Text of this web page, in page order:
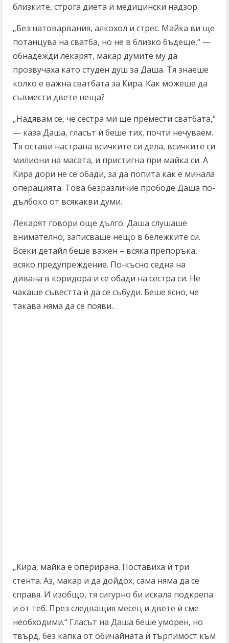
близките, строга диета и медицински надзор.
„Без натоварвания, алкохол и стрес. Майка ви ще
потанцува на сватба, но не в близко бъдеще,“ —
обнадежди лекарят, макар думите му да
прозвучаха като студен душ за Даша. Тя знаеше
колко е важна сватбата за Кира. Как можеше да
съвмести двете неща?
„Надявам се, че сестра ми ще премести сватбата,“
— каза Даша, гласът ѝ беше тих, почти нечуваем.
Тя остави настрана всичките си дела, всичките си
милиони на масата, и пристигна при майка си. А
Кира дори не се обади, за да попита как е минала
операцията. Това безразличие прободе Даша по-
дълбоко от всякакви думи.
Лекарят говори още дълго. Даша слушаше
внимателно, записваше нещо в бележките си.
Всеки детайл беше важен – всяка препоръка,
всяко предупреждение. По-късно седна на
дивана в коридора и се обади на сестра си. Не
чакаше съвестта ѝ да се събуди. Беше ясно, че
такава няма да се появи.
„Кира, майка е оперирана. Поставиха ѝ три
стента. Аз, макар и да дойдох, сама няма да се
справя. И изобщо, тя сигурно би искала подкрепа
и от теб. През следващия месец и двете ѝ сме
необходими.“ Гласът на Даша беше уморен, но
твърд, без капка от обичайната ѝ търпимост към